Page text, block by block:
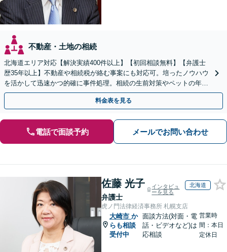
不動産・土地の相続
北海道エリア対応【解決実績400件以上】【初回相談無料】【弁護士
歴35年以上】不動産や相続税が絡む事案にも対応可。培ったノウハウ
を活かして迅速かつ的確に事件処理。相続の生前対策やペットの年金
システムもお任せ【完全個室】【自衛隊前駅8分】
料金表を見る
電話で面談予約 メールでお問い合わせ
佐藤 光子
弁護士
インタビュ
ーを見る
北海道
虎ノ門法律経済事務所 札幌支店
大崎市 か
らも相談
受付中
面談方法(対面・電
話・ビデオなど)は
応相談
営業時
間：本日
定休日